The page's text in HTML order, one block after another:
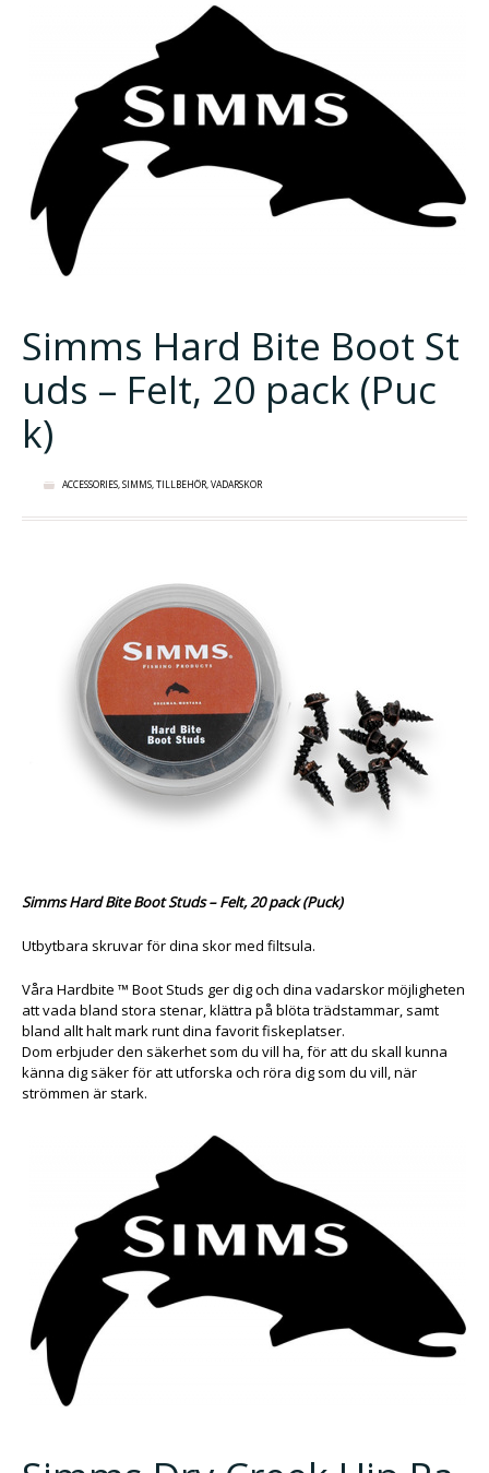
Simms Hard Bite Boot St
uds – Felt, 20 pack (Puc
k)
ACCESSORIES,SIMMS,TILLBEHÖR,VADARSKOR
Simms Hard Bite Boot Studs – Felt, 20 pack (Puck)
Utbytbara skruvar för dina skor med filtsula.
Våra Hardbite ™ Boot Studs ger dig och dina vadarskor möjligheten
att vada bland stora stenar, klättra på blöta trädstammar, samt
bland allt halt mark runt dina favorit fiskeplatser.
Dom erbjuder den säkerhet som du vill ha, för att du skall kunna
känna dig säker för att utforska och röra dig som du vill, när
strömmen är stark.